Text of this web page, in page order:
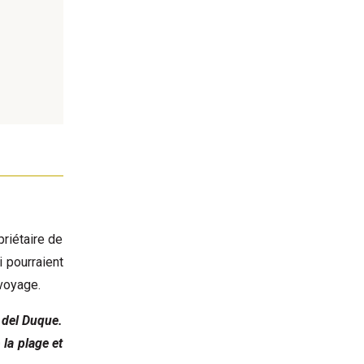
de
pourraient
Duque.
plage et